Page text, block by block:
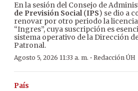
En la sesión del Consejo de
de Previsión Social(IPS) se dio a
renovar por otro periodo la licencia
“Ingres”, cuya suscripción es
sistema operativo de la Dirección
Patronal.
Agosto 5, 2026 11:33 a. m. · Redacción ÚH
País